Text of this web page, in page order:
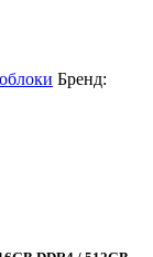
Бренд: